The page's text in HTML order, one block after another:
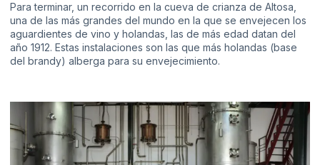
Para terminar, un recorrido en la cueva de crianza de Altosa,
una de las más grandes del mundo en la que se envejecen los
aguardientes de vino y holandas, las de más edad datan del
año 1912. Estas instalaciones son las que más holandas (base
del brandy) alberga para su envejecimiento.